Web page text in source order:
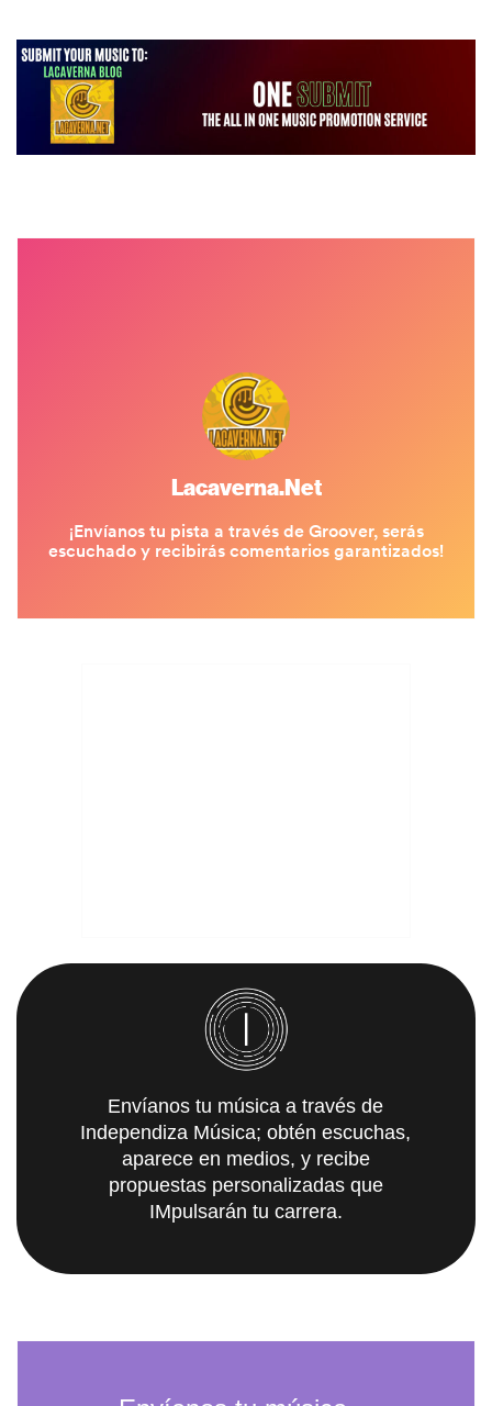
Envíanos tu música a través de
Independiza Música; obtén escuchas,
aparece en medios, y recibe
propuestas personalizadas que
IMpulsarán tu carrera.